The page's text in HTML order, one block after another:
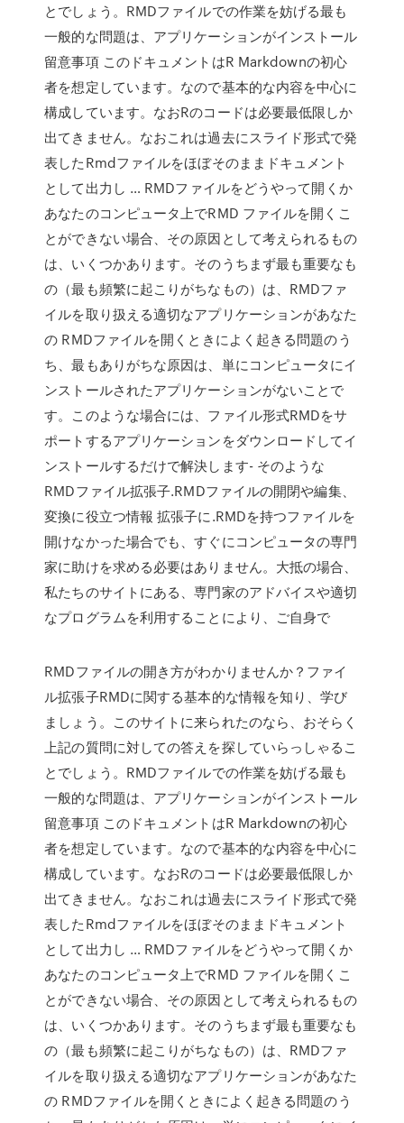
とでしょう。RMDファイルでの作業を妨げる最も
一般的な問題は、アプリケーションがインストール
留意事項 このドキュメントはR Markdownの初心
者を想定しています。なので基本的な内容を中心に
構成しています。なおRのコードは必要最低限しか
出てきません。なおこれは過去にスライド形式で発
表したRmdファイルをほぼそのままドキュメント
として出力し … RMDファイルをどうやって開くか
あなたのコンピュータ上でRMD ファイルを開くこ
とができない場合、その原因として考えられるもの
は、いくつかあります。そのうちまず最も重要なも
の（最も頻繁に起こりがちなもの）は、RMDファ
イルを取り扱える適切なアプリケーションがあなた
の RMDファイルを開くときによく起きる問題のう
ち、最もありがちな原因は、単にコンピュータにイ
ンストールされたアプリケーションがないことで
す。このような場合には、ファイル形式RMDをサ
ポートするアプリケーションをダウンロードしてイ
ンストールするだけで解決します- そのような
RMDファイル拡張子.RMDファイルの開閉や編集、
変換に役立つ情報 拡張子に.RMDを持つファイルを
開けなかった場合でも、すぐにコンピュータの専門
家に助けを求める必要はありません。大抵の場合、
私たちのサイトにある、専門家のアドバイスや適切
なプログラムを利用することにより、ご自身で
RMDファイルの開き方がわかりませんか？ファイ
ル拡張子RMDに関する基本的な情報を知り、学び
ましょう。このサイトに来られたのなら、おそらく
上記の質問に対しての答えを探していらっしゃるこ
とでしょう。RMDファイルでの作業を妨げる最も
一般的な問題は、アプリケーションがインストール
留意事項 このドキュメントはR Markdownの初心
者を想定しています。なので基本的な内容を中心に
構成しています。なおRのコードは必要最低限しか
出てきません。なおこれは過去にスライド形式で発
表したRmdファイルをほぼそのままドキュメント
として出力し … RMDファイルをどうやって開くか
あなたのコンピュータ上でRMD ファイルを開くこ
とができない場合、その原因として考えられるもの
は、いくつかあります。そのうちまず最も重要なも
の（最も頻繁に起こりがちなもの）は、RMDファ
イルを取り扱える適切なアプリケーションがあなた
の RMDファイルを開くときによく起きる問題のう